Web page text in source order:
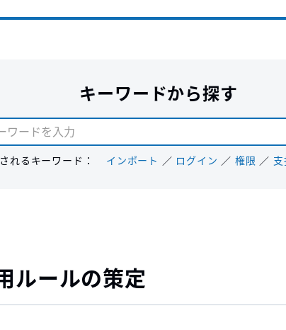
キーワードから探す
れるキーワード： インポート ログイン 権限 支
ルールの策定